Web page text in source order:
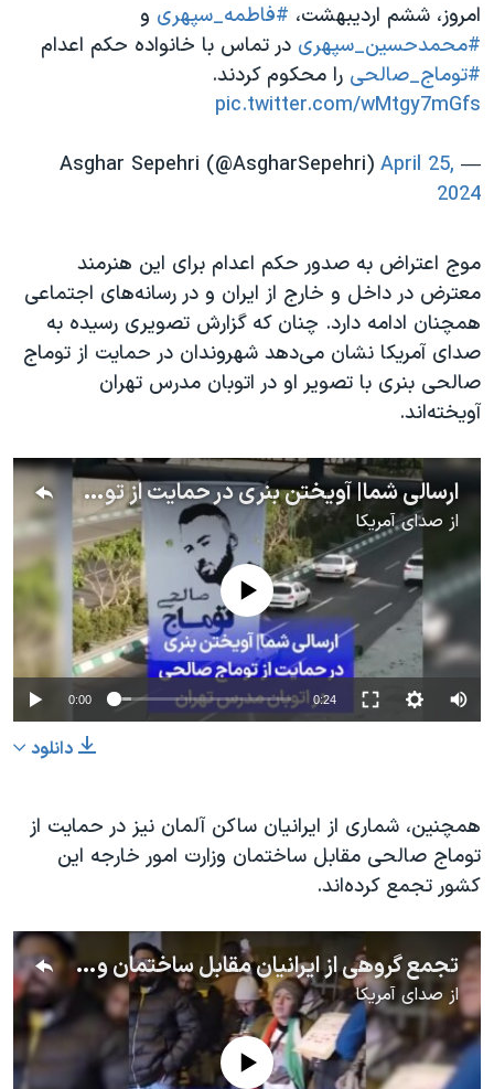
امروز، ششم اردیبهشت، #فاطمه_سپهری و
#محمدحسین_سپهری در تماس با خانواده حکم اعدام
#توماج_صالحی را محکوم کردند.
pic.twitter.com/wMtgy7mGfs
— Asghar Sepehri (@AsgharSepehri)
April 25,
2024
موج اعتراض به صدور حکم اعدام برای این هنرمند
معترض در داخل و خارج از ایران و در رسانه‌های اجتماعی
همچنان ادامه دارد. چنان که گزارش تصویری رسیده به
صدای آمریکا نشان می‌دهد شهروندان در حمایت از توماج
صالحی بنری با تصویر او در اتوبان مدرس تهران
آویخته‌اند.
ارسالی شما| آویختن بنری در حمایت از توماج صالحی در اتوبان مدرس تهران
از صدای آمریکا
No media source currently available
0:00 0:24
دانلود
همچنین، شماری از ایرانیان ساکن آلمان نیز در حمایت از
توماج صالحی مقابل ساختمان وزارت امور خارجه این
کشور تجمع کرده‌اند.
تجمع گروهی از ایرانیان مقابل ساختمان وزارت خارجه آلمان در حمایت از توماج صالحی- بن
ازصدای آمریکا
No media source currently available